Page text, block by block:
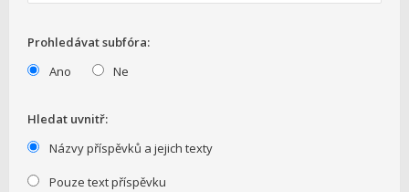
Prohledávat subfóra:
Ano
Ne
Hledat uvnitř:
Názvy příspěvků a jejich texty
Pouze text příspěvku